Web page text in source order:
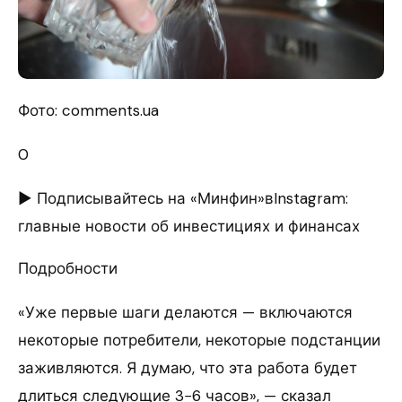
Фото: comments.ua
0
► Подписывайтесь на «Минфин»вInstagram:
главные новости об инвестициях и финансах
Подробности
«Уже первые шаги делаются — включаются
некоторые потребители, некоторые подстанции
заживляются. Я думаю, что эта работа будет
длиться следующие 3−6 часов», — сказал